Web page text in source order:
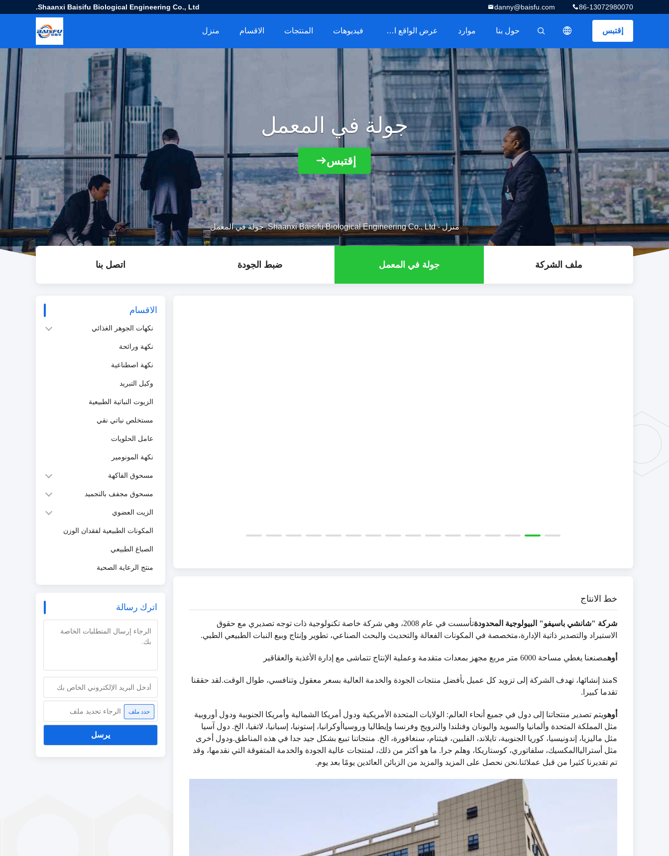
Shaanxi Baisifu Biological Engineering Co., Ltd. 86-13072980070
danny@baisfu.com
إقتبس
描述
منزل الاقسام المنتجات فيديوهات عرض الواقع الافتراضي موارد حول بنا
جولة في المعمل
إقتبس
منزل-Shaanxi Baisifu Biological Engineering Co., Ltd. جولة في المعمل
ملف الشركة جولة في المعمل ضبط الجودة اتصل بنا
الاقسام
نكهات الجوهر الغذائي
نكهة ورائحة
نكهة اصطناعية
وكيل التبريد
الزيوت النباتية الطبيعية
مستخلص نباتي نقي
عامل الحلويات
نكهة المونومير
مسحوق الفاكهة
مسحوق مجفف بالتجميد
الزيت العضوي
المكونات الطبيعية لفقدان الوزن
الصباغ الطبيعي
منتج الرعاية الصحية
اترك رسالة
حدد ملف الرجاء تحديد ملف
يرسل
خط الانتاج
شركة "شانشي باسيفو" البيولوجية المحدودة
تأسست في عام 2008، وهي شركة خاصة تكنولوجية ذات توجه تصديري مع حقوق
الاستيراد والتصدير ذاتية الإدارة،متخصصة في المكونات الفعالة والتحديث والبحث الصناعي، تطوير وإنتاج وبيع النبات الطبيعي الطبي.
أوهمصنعنا يغطي مساحة 6000 متر مربع مجهز بمعدات متقدمة وعملية الإنتاج تتماشى مع إدارة الأغذية والعقاقير
Sمنذ إنشائها، تهدف الشركة إلى تزويد كل عميل بأفضل منتجات الجودة والخدمة العالية بسعر معقول وتنافسي، طوال الوقت.لقد حققنا
تقدما كبيرا.
أوهويتم تصدير منتجاتنا إلى دول في جميع أنحاء العالم: الولايات المتحدة الأمريكية ودول أمريكا الشمالية وأمريكا الجنوبية ودول أوروبية
مثل المملكة المتحدة وألمانيا والسويد واليونان وفنلندا والنرويج وفرنسا وإيطاليا وروسياأوكرانيا، إستونيا، إسبانيا، لاتفيا، الخ. دول آسيا
مثل ماليزيا، إندونيسيا، كوريا الجنوبية، تايلاند، الفلبين، فيتنام، سنغافورة، الخ. منتجاتنا تبيع بشكل جيد جدا في هذه المناطق.ودول أخرى
مثل أسترالياالمكسيك، سلفاتوري، كوستاريكا، وهلم جرا. ما هو أكثر من ذلك، لمنتجات عالية الجودة والخدمة المتفوقة التي نقدمها، وقد
تم تقديرنا كثيرا من قبل عملائنا.نحن نحصل على المزيد والمزيد من الزبائن العائدين يومًا بعد يوم.